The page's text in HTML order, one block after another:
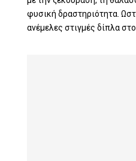
φυσική δραστηριότητα.
ανέμελες στιγμές δίπλα στο...